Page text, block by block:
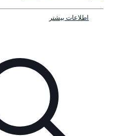
اطلاعات بیشتر